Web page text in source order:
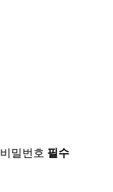
비밀번호 필수